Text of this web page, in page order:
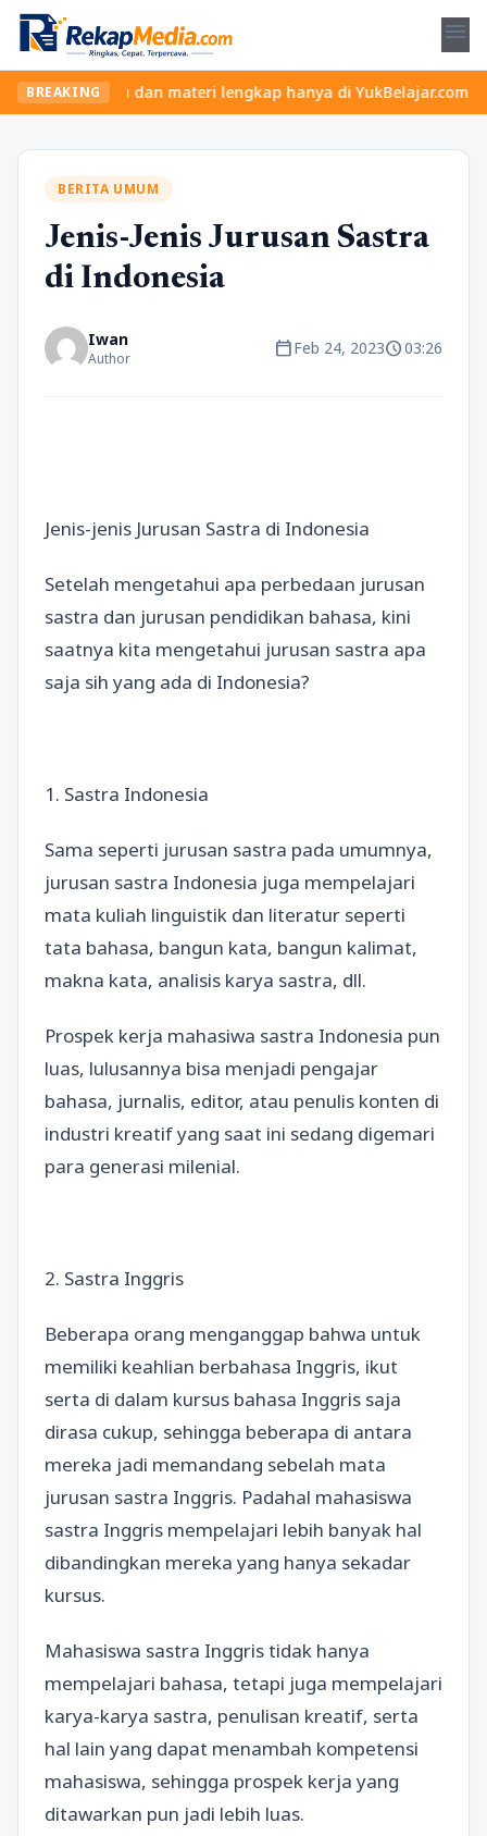
menu
BREAKING
seru dan materi lengkap hanya di YukBelajar.com. Mulai
BERITA UMUM
Jenis-Jenis Jurusan Sastra
di Indonesia
Iwan
Author calendar_todayFeb 24, 2023schedule03:26
Jenis-jenis Jurusan Sastra di Indonesia
Setelah mengetahui apa perbedaan jurusan
sastra dan jurusan pendidikan bahasa, kini
saatnya kita mengetahui jurusan sastra apa
saja sih yang ada di Indonesia?
1. Sastra Indonesia
Sama seperti jurusan sastra pada umumnya,
jurusan sastra Indonesia juga mempelajari
mata kuliah linguistik dan literatur seperti
tata bahasa, bangun kata, bangun kalimat,
makna kata, analisis karya sastra, dll.
Prospek kerja mahasiwa sastra Indonesia pun
luas, lulusannya bisa menjadi pengajar
bahasa, jurnalis, editor, atau penulis konten di
industri kreatif yang saat ini sedang digemari
para generasi milenial.
2. Sastra Inggris
Beberapa orang menganggap bahwa untuk
memiliki keahlian berbahasa Inggris, ikut
serta di dalam kursus bahasa Inggris saja
dirasa cukup, sehingga beberapa di antara
mereka jadi memandang sebelah mata
jurusan sastra Inggris. Padahal mahasiswa
sastra Inggris mempelajari lebih banyak hal
dibandingkan mereka yang hanya sekadar
kursus.
Mahasiswa sastra Inggris tidak hanya
mempelajari bahasa, tetapi juga mempelajari
karya-karya sastra, penulisan kreatif, serta
hal lain yang dapat menambah kompetensi
mahasiswa, sehingga prospek kerja yang
ditawarkan pun jadi lebih luas.